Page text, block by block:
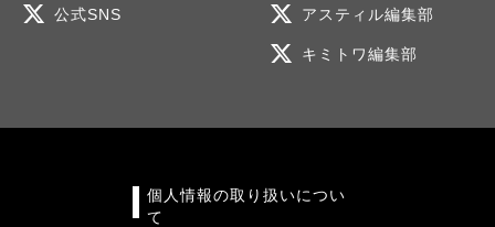
公式SNS アスティル編集部
キミトワ編集部
個人情報の取り扱いについ
て